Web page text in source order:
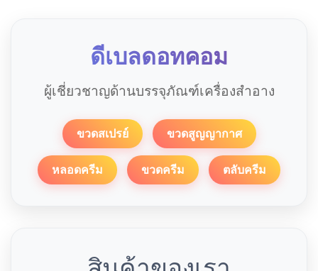
ดีเบลดอทคอม
ผู้เชี่ยวชาญด้านบรรจุภัณฑ์เครื่องสำอาง
ขวดสเปรย์ ขวดสูญญากาศ
หลอดครีม ขวดครีม ตลับครีม